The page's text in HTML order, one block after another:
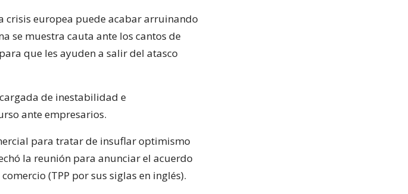
crisis europea puede acabar arruinando
se muestra cauta ante los cantos de
que les ayuden a salir del atasco
de inestabilidad e
ante empresarios.
para tratar de insuflar optimismo
la reunión para anunciar el acuerdo
(TPP por sus siglas en inglés).